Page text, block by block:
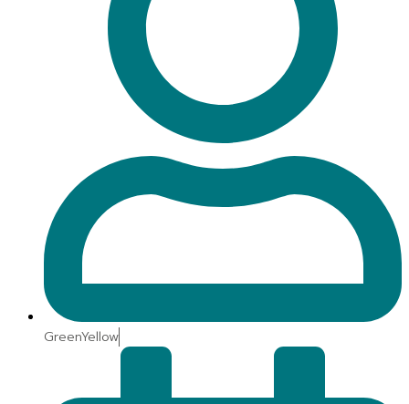
GreenYellow